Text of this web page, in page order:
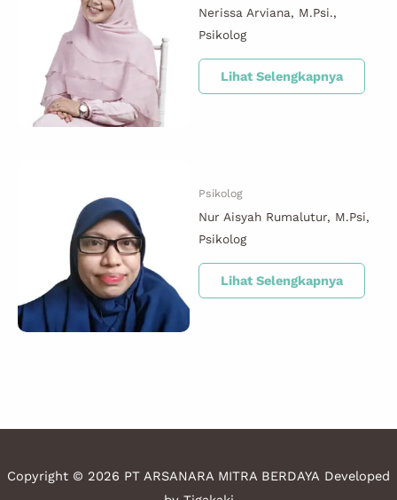
Nerissa Arviana, M.Psi.,
Psikolog
Lihat Selengkapnya
Psikolog
Nur Aisyah Rumalutur, M.Psi,
Psikolog
Lihat Selengkapnya
Copyright © 2026 PT ARSANARA MITRA BERDAYA Developed